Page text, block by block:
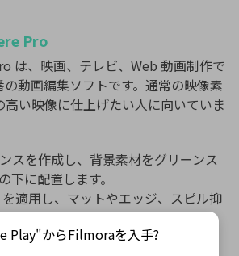
Pro
は、映画、テレビ、Web 動画制作で
動画編集ソフトです。通常の映像素
い映像に仕上げたい人に向いていま
スを作成し、背景素材をグリーンス
下に配置します。
適用し、マットやエッジ、スピル抑
。
合わせてトリミングやスケールを調
Play"からFilmoraを入手?